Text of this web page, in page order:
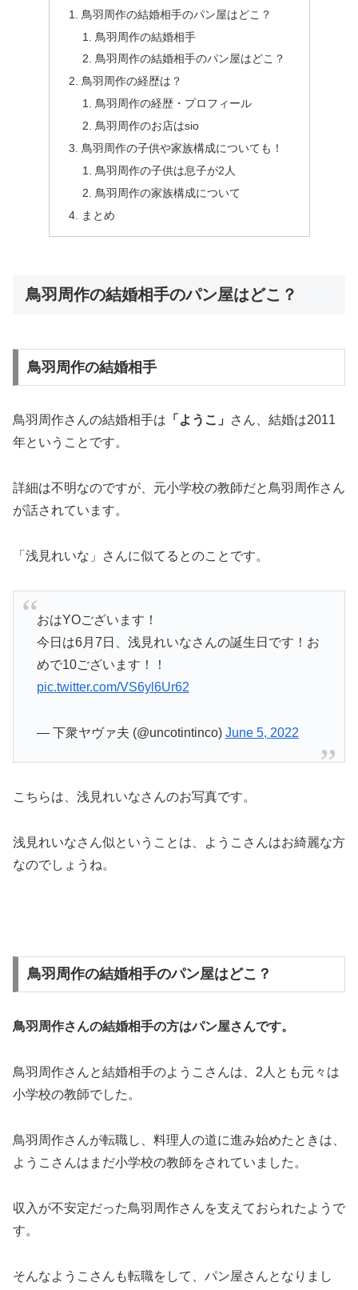
鳥羽周作の結婚相手のパン屋はどこ？
鳥羽周作の結婚相手
鳥羽周作の結婚相手のパン屋はどこ？
鳥羽周作の経歴は？
鳥羽周作の経歴・プロフィール
鳥羽周作のお店はsio
鳥羽周作の子供や家族構成についても！
鳥羽周作の子供は息子が2人
鳥羽周作の家族構成について
まとめ
鳥羽周作の結婚相手のパン屋はどこ？
鳥羽周作の結婚相手
鳥羽周作さんの結婚相手は 「ようこ」
さん、結婚は2011
年ということです。
詳細は不明なのですが、元小学校の教師だと鳥羽周作さん
が話されています。
「浅見れいな」さんに似てるとのことです。
おはYOございます！
今日は6月7日、浅見れいなさんの誕生日です！お
めで10ございます！！
pic.twitter.com/VS6yl6Ur62
— 下衆ヤヴァ夫 (@uncotintinco) June 5, 2022
こちらは、浅見れいなさんのお写真です。
浅見れいなさん似ということは、ようこさんはお綺麗な方
なのでしょうね。
鳥羽周作の結婚相手のパン屋はどこ？
鳥羽周作さんの結婚相手の方はパン屋さんです。
鳥羽周作さんと結婚相手のようこさんは、2人とも元々は
小学校の教師でした。
鳥羽周作さんが転職し、料理人の道に進み始めたときは、
ようこさんはまだ小学校の教師をされていました。
収入が不安定だった鳥羽周作さんを支えておられたようで
す。
そんなようこさんも転職をして、パン屋さんとなりまし